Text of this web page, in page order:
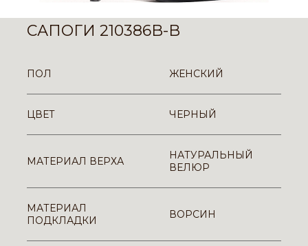
САПОГИ 210386B-B
ПОЛ ЖЕНСКИЙ
ЦВЕТ ЧЕРНЫЙ
МАТЕРИАЛ ВЕРХА
НАТУРАЛЬНЫЙ
ВЕЛЮР
МАТЕРИАЛ
ПОДКЛАДКИ
ВОРСИН